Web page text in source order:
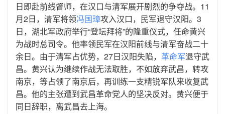
日即赴前线督师，在汉口与清军展开剧烈的争夺战。11
月2日，清军将领冯国璋攻入汉口，民军退守汉阳。3
日，湖北军政府举行“登坛拜将”的隆重仪式，任命黄兴
为战时总司令。他率领民军在汉阳前线与清军奋战二十
余日。由于清军占优势，27日汉阳失陷， 革命军退守武
昌。黄兴认为继续作战无法取胜，不如放弃武昌，转攻
南京，等占领了南京后，再训练一支精锐军队来收复武
昌。他的主张遭到武昌革命党人的坚决反对。黄兴便于
同日辞职，离武昌去上海。